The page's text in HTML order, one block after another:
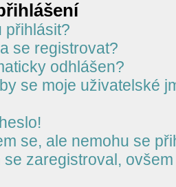
přihlásit?
se registrovat?
odhlášen?
se moje uživatelské
se, ale nemohu se
se zaregistroval,